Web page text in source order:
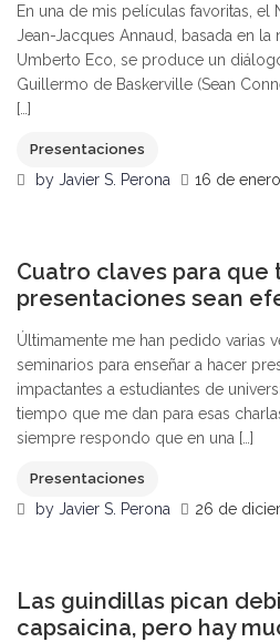
En una de mis películas favoritas, el
Jean-Jacques Annaud, basada en
Umberto Eco, se produce un
Guillermo de Baskerville (Sean
[…]
Presentaciones
by Javier S. Perona 16 de
Cuatro claves para que
presentaciones sean
Últimamente me han pedido varias
seminarios para enseñar a hacer
impactantes a estudiantes de
tiempo que me dan para esas
siempre respondo que en una […]
Presentaciones
by Javier S. Perona 26 de
Las guindillas pican
capsaicina, pero hay